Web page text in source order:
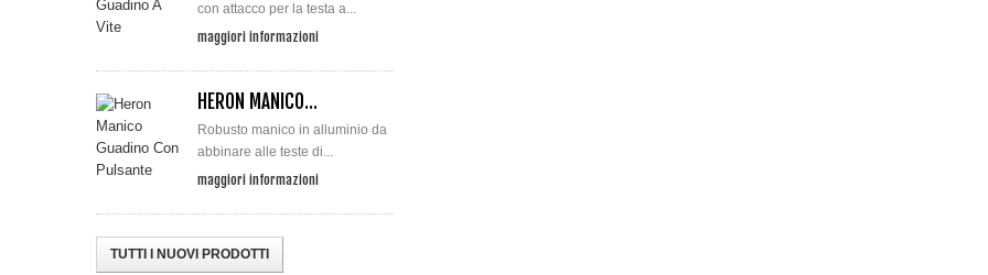
con attacco per la testa a...
maggiori informazioni
HERON MANICO...
Robusto manico in alluminio da
abbinare alle teste di...
maggiori informazioni
TUTTI I NUOVI PRODOTTI